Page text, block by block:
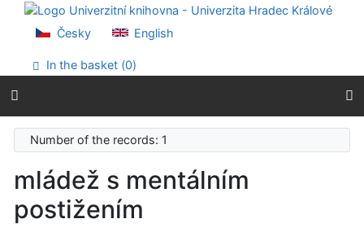
Go to content
Go to menu
Accessibility declaration
Česky English
In the basket (0)
Number of the records: 1
mládež s mentálním
postižením